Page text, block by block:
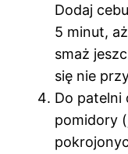
Dodaj
5 minut,
smaż
się nie
Do patelni
pomidory